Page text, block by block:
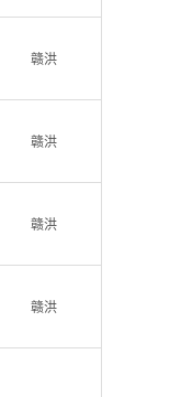
赣洪
赣洪
赣洪
赣洪